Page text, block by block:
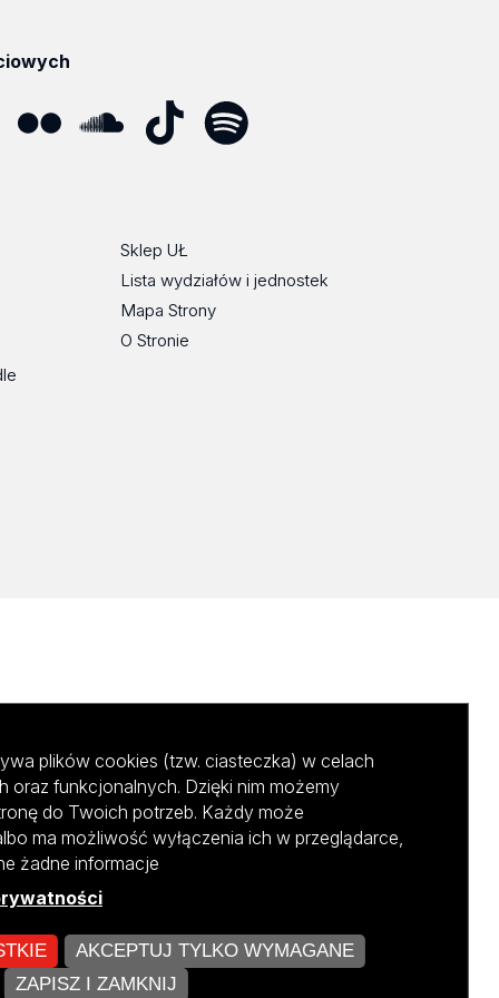
Sklep UŁ
Lista wydziałów i jednostek
Mapa Strony
O Stronie
NCBR
plików cookies (tzw. ciasteczka) w celach
funkcjonalnych. Dzięki nim możemy
do Twoich potrzeb. Każdy może
ma możliwość wyłączenia ich w przeglądarce,
żadne informacje
AKCEPTUJ TYLKO WYMAGANE
ZAPISZ I ZAMKNIJ